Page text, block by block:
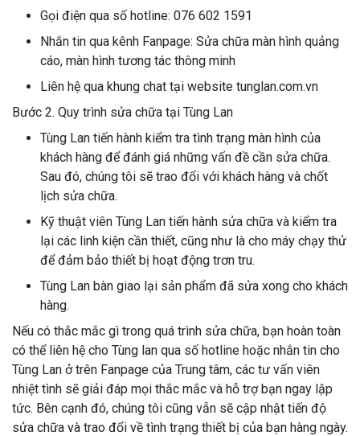
Gọi điện qua số hotline: 076 602 1591
Nhắn tin qua kênh Fanpage: Sửa chữa màn hình quảng
cáo, màn hình tương tác thông minh
Liên hệ qua khung chat tại website tunglan.com.vn
Bước 2. Quy trình sửa chữa tại Tùng Lan
Tùng Lan tiến hành kiểm tra tình trạng màn hình của
khách hàng để đánh giá những vấn đề cần sửa chữa.
Sau đó, chúng tôi sẽ trao đổi với khách hàng và chốt
lịch sửa chữa.
Kỹ thuật viên Tùng Lan tiến hành sửa chữa và kiểm tra
lại các linh kiện cần thiết, cũng như là cho máy chạy thử
để đảm bảo thiết bị hoạt động trơn tru.
Tùng Lan bàn giao lại sản phẩm đã sửa xong cho khách
hàng.
Nếu có thắc mắc gì trong quá trình sửa chữa, bạn hoàn toàn
có thể liên hệ cho Tùng lan qua số hotline hoặc nhắn tin cho
Tùng Lan ở trên Fanpage của Trung tâm, các tư vấn viên
nhiệt tình sẽ giải đáp mọi thắc mắc và hỗ trợ bạn ngay lập
tức. Bên cạnh đó, chúng tôi cũng vẫn sẽ cập nhật tiến độ
sửa chữa và trao đổi về tình trạng thiết bị của bạn hàng ngày.